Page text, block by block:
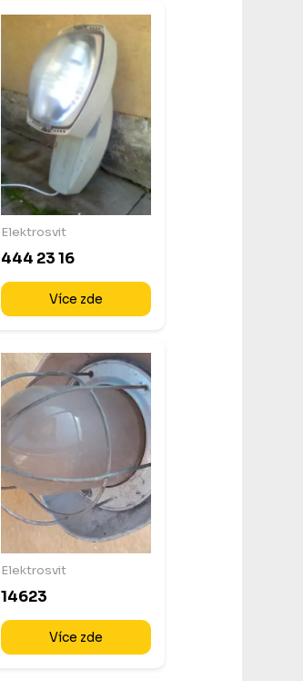
Elektrosvit
444 23 16
Více zde
Elektrosvit
14623
Více zde